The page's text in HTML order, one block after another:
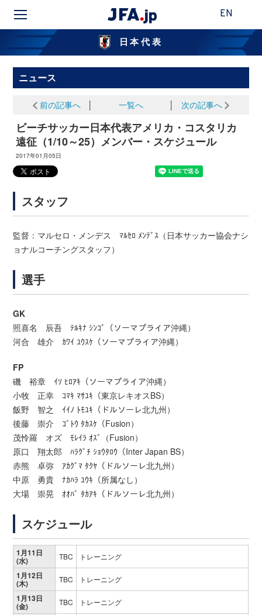
EN
日本代表
ニュース
前の記事へ 一覧へ 次の記事へ
ビーチサッカー日本代表アメリカ・コスタリカ
遠征（1/10～25）メンバー・スケジュール
2017年01月05日
スタッフ
監督：マルセロ・メンデス ﾏﾙｾﾛ ﾒﾝﾃﾞｽ（日本サッカー協会ナシ
ョナルコーチングスタッフ）
選手
GK
照喜名 辰吾 ﾃﾙｷﾅ ｼﾝｺﾞ（ソーマプライア沖縄）
河合 雄介 ｶﾜｲ ﾕｳｽｹ（ソーマプライア沖縄）
FP
磯 裕章 ｲｿ ﾋﾛｱｷ（ソーマプライア沖縄）
小牧 正幸 ｺﾏｷ ﾏｻﾕｷ（東京レキオスBS）
飯野 智之 ｲｲﾉ ﾄﾓﾕｷ（ドルソーレ北九州）
後藤 崇介 ｺﾞﾄｳ ﾀｶｽｹ（Fusion）
茂怜羅 オズ ﾓﾚｲﾗ ｵｽﾞ（Fusion）
原口 翔太郎 ﾊﾗｸﾞﾁ ｼｮｳﾀﾛｳ（Inter Japan BS）
赤熊 卓弥 ｱｶｸﾞﾏ ﾀｸﾔ（ドルソーレ北九州）
中原 勇貴 ﾅｶﾊﾗ ﾕｳｷ（所属なし）
大場 崇晃 ｵｵﾊﾞ ﾀｶｱｷ（ドルソーレ北九州）
スケジュール
1月11日
(水) TBC トレーニング
1月12日
(木) TBC トレーニング
1月13日
(金) TBC トレーニング